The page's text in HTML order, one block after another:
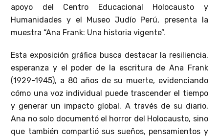
apoyo del Centro Educacional Holocausto y
Humanidades y el Museo Judío Perú, presenta la
muestra “Ana Frank: Una historia vigente”.
Esta exposición gráfica busca destacar la resiliencia,
esperanza y el poder de la escritura de Ana Frank
(1929-1945), a 80 años de su muerte, evidenciando
cómo una voz individual puede trascender el tiempo
y generar un impacto global. A través de su diario,
Ana no solo documentó el horror del Holocausto, sino
que también compartió sus sueños, pensamientos y